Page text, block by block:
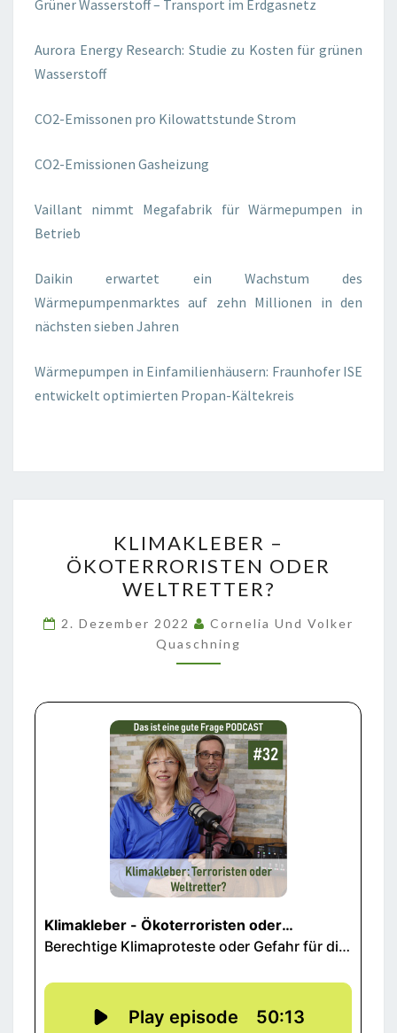
Grüner Wasserstoff – Transport im Erdgasnetz
Aurora Energy Research: Studie zu Kosten für grünen
Wasserstoff
CO2-Emissonen pro Kilowattstunde Strom
CO2-Emissionen Gasheizung
Vaillant nimmt Megafabrik für Wärmepumpen in
Betrieb
Daikin erwartet ein Wachstum des
Wärmepumpenmarktes auf zehn Millionen in den
nächsten sieben Jahren
Wärmepumpen in Einfamilienhäusern: Fraunhofer ISE
entwickelt optimierten Propan-Kältekreis
–
ÖKOTERRORISTEN
ODER
WELTRETTER?
KLIMAKLEBER –
ÖKOTERRORISTEN ODER
WELTRETTER?
2. Dezember 2022
Cornelia Und Volker
Quaschning